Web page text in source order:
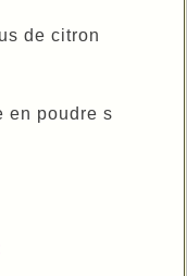
de citron
en poudre s